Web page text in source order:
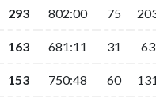
293 802:00 75
163 681:11 31 63
153 750:48 60 131
293 802:00 75
163 681:11 31 63
153 750:48 60 131